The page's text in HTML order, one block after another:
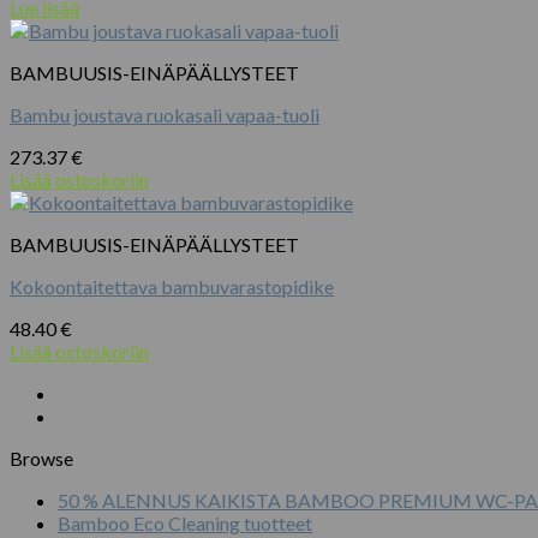
tehdä
valinnat
tuotteen
sivulla.
Lue lisää
BAMBUUSIS-EINÄPÄÄLLYSTEET
Bambu joustava ruokasali vapaa-tuoli
273.37€
Lisää ostoskoriin
BAMBUUSIS-EINÄPÄÄLLYSTEET
Kokoontaitettava bambuvarastopidike
48.40€
Lisää ostoskoriin
Browse
50 % ALENNUS KAIKISTA BAMBOO PREMIUM WC-
Bamboo Eco Cleaning tuotteet